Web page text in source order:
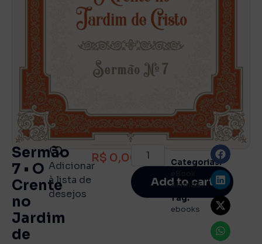
Sermão
7 • O
Crente
no
Jardim
de
Adicionar
à lista de
desejos
R$ 0,00
Add to cart
Categorias:
Sermão
Tag:
ebooks